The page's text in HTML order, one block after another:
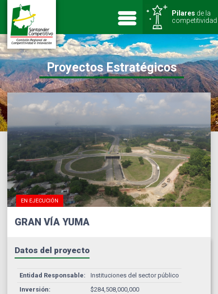
Pilares de la
competitividad
Proyectos Estratégicos
EN EJECUCIÓN
GRAN VÍA YUMA
Datos del proyecto
Entidad Responsable:
Instituciones del sector público
Inversión:
$284,508,000,000